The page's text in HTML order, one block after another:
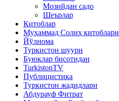
Мозийдан садо
Шеърлар
Китоблар
Муҳаммад Солиҳ китоблари
Йўлнома
Туркистон шуури
Буюклар бисотидан
TurkistonTV
Публицистика
Туркистон жадидлари
Абдурауф Фитрат